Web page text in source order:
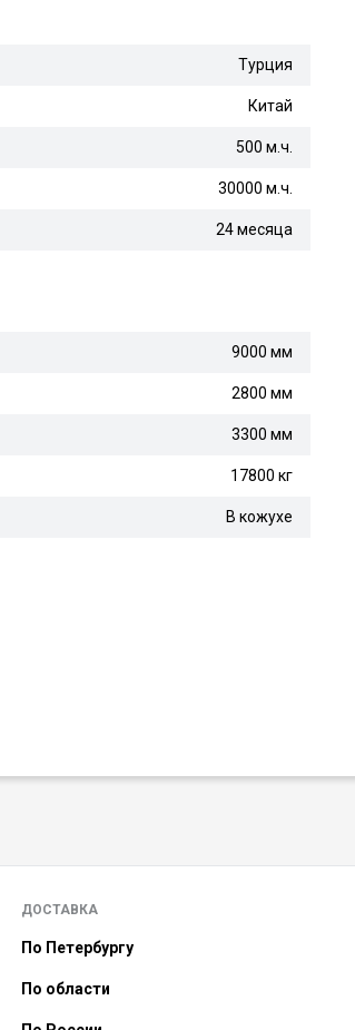
Турция
Китай
500 м.ч.
30000 м.ч.
24 месяца
9000 мм
2800 мм
3300 мм
17800 кг
В кожухе
ДОСТАВКА
По Петербургу
По области